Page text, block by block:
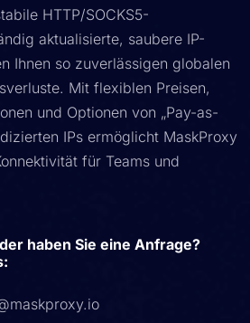
HTTP/SOCKS5-
aktualisierte, saubere IP-
Ihnen so zuverlässigen globalen
Mit flexiblen Preisen,
und Optionen von „Pay-as-
IPs ermöglicht MaskProxy
für Teams und
haben Sie eine Anfrage?